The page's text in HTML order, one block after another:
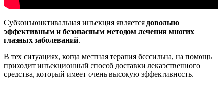
Субконъюнктивальная инъекция является довольно
эффективным и безопасным методом лечения многих
глазных заболеваний.
В тех ситуациях, когда местная терапия бессильна, на помощь
приходит инъекционный способ доставки лекарственного
средства, который имеет очень высокую эффективность.